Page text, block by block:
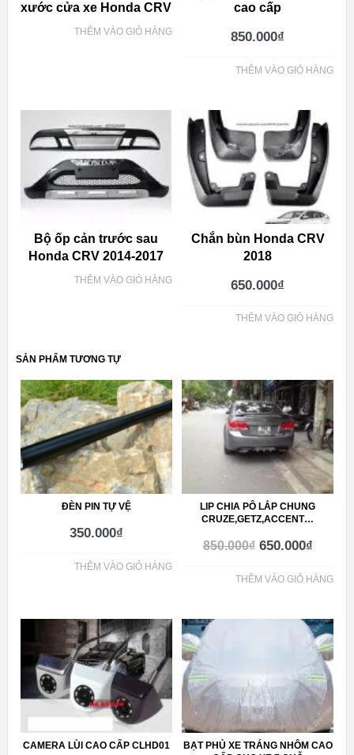
xước cửa xe Honda CRV
THÊM VÀO GIỎ HÀNG
cao cấp
850.000₫
THÊM VÀO GIỎ HÀNG
Bộ ốp cản trước sau
Honda CRV 2014-2017
THÊM VÀO GIỎ HÀNG
Chắn bùn Honda CRV
2018
650.000₫
THÊM VÀO GIỎ HÀNG
SẢN PHẨM TƯƠNG TỰ
ĐÈN PIN TỰ VỆ
350.000₫
THÊM VÀO GIỎ HÀNG
LIP CHIA PÔ LẮP CHUNG
CRUZE,GETZ,ACCENT…
850.000₫ 650.000₫
THÊM VÀO GIỎ HÀNG
CAMERA LÙI CAO CẤP CLHD01
BẠT PHỦ XE TRÁNG NHÔM CAO